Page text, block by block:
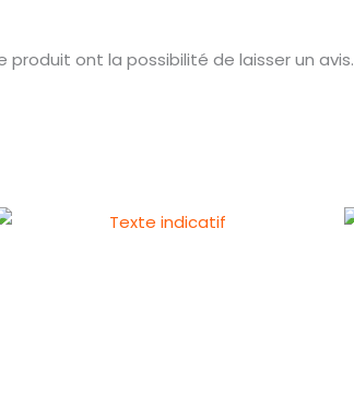
ont la possibilité de laisser un avis.